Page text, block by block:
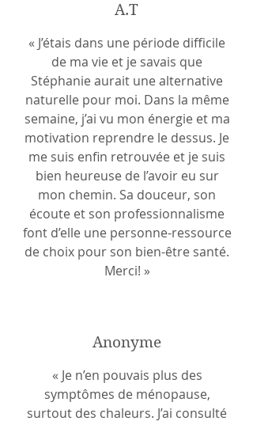
A.T
« J’étais dans une période difficile
de ma vie et je savais que
Stéphanie aurait une alternative
naturelle pour moi. Dans la même
semaine, j’ai vu mon énergie et ma
motivation reprendre le dessus. Je
me suis enfin retrouvée et je suis
bien heureuse de l’avoir eu sur
mon chemin. Sa douceur, son
écoute et son professionnalisme
font d’elle une personne-ressource
de choix pour son bien-être santé.
Merci! »
Anonyme
« Je n’en pouvais plus des
symptômes de ménopause,
surtout des chaleurs. J’ai consulté